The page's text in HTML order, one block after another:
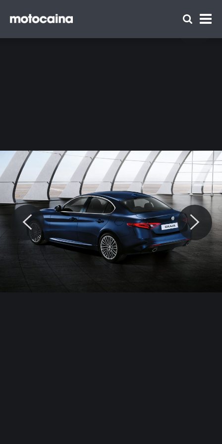
Alfa Romeo Giulia - zdjęcie 22
Polityka prywatności
Reklama
Kontakt
© Motocaina.pl All rights reserved.